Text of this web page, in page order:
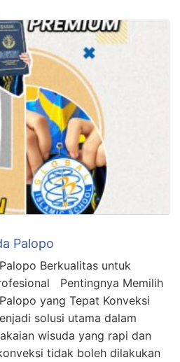
Palopo
Berkualitas untuk
Pentingnya Memilih
yang Tepat Konveksi
solusi utama dalam
wisuda yang rapi dan
tidak boleh dilakukan